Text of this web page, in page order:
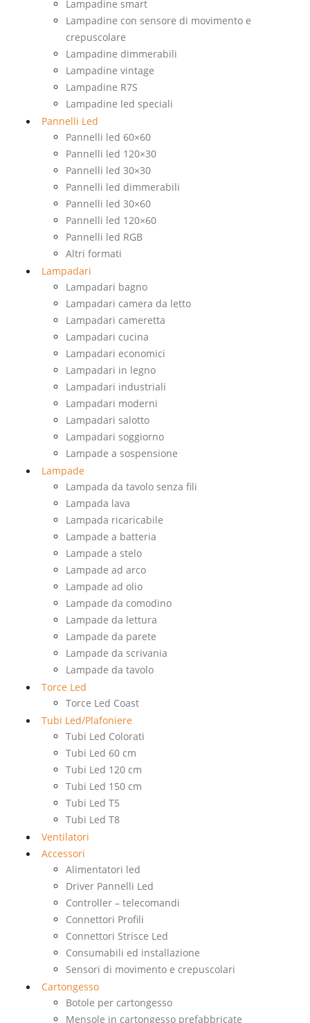
Lampadine smart
Lampadine con sensore di movimento e
crepuscolare
Lampadine dimmerabili
Lampadine vintage
Lampadine R7S
Lampadine led speciali
Pannelli Led
Pannelli led 60×60
Pannelli led 120×30
Pannelli led 30×30
Pannelli led dimmerabili
Pannelli led 30×60
Pannelli led 120×60
Pannelli led RGB
Altri formati
Lampadari
Lampadari bagno
Lampadari camera da letto
Lampadari cameretta
Lampadari cucina
Lampadari economici
Lampadari in legno
Lampadari industriali
Lampadari moderni
Lampadari salotto
Lampadari soggiorno
Lampade a sospensione
Lampade
Lampada da tavolo senza fili
Lampada lava
Lampada ricaricabile
Lampade a batteria
Lampade a stelo
Lampade ad arco
Lampade ad olio
Lampade da comodino
Lampade da lettura
Lampade da parete
Lampade da scrivania
Lampade da tavolo
Torce Led
Torce Led Coast
Tubi Led/Plafoniere
Tubi Led Colorati
Tubi Led 60 cm
Tubi Led 120 cm
Tubi Led 150 cm
Tubi Led T5
Tubi Led T8
Ventilatori
Accessori
Alimentatori led
Driver Pannelli Led
Controller – telecomandi
Connettori Profili
Connettori Strisce Led
Consumabili ed installazione
Sensori di movimento e crepuscolari
Cartongesso
Botole per cartongesso
Mensole in cartongesso prefabbricate